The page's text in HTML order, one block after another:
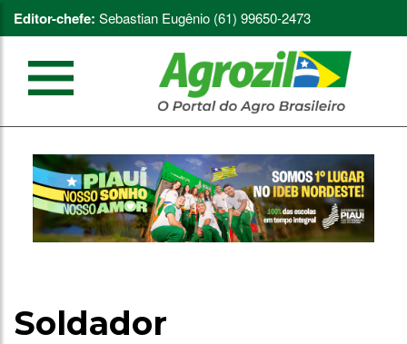
Editor-chefe: Sebastian Eugênio (61) 99650-2473
Soldador